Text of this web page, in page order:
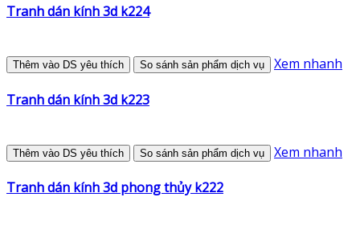
Tranh dán kính 3d k224
Thêm vào DS yêu thích So sánh sản phẩm dịch vụ Xem nhanh
Tranh dán kính 3d k223
Thêm vào DS yêu thích So sánh sản phẩm dịch vụ Xem nhanh
Tranh dán kính 3d phong thủy k222